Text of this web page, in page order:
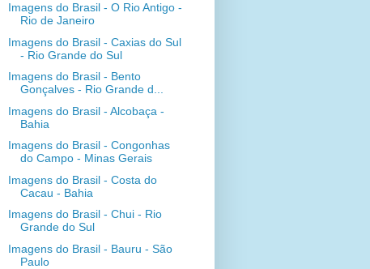
Imagens do Brasil - O Rio Antigo -
Rio de Janeiro
Imagens do Brasil - Caxias do Sul
- Rio Grande do Sul
Imagens do Brasil - Bento
Gonçalves - Rio Grande d...
Imagens do Brasil - Alcobaça -
Bahia
Imagens do Brasil - Congonhas
do Campo - Minas Gerais
Imagens do Brasil - Costa do
Cacau - Bahia
Imagens do Brasil - Chui - Rio
Grande do Sul
Imagens do Brasil - Bauru - São
Paulo